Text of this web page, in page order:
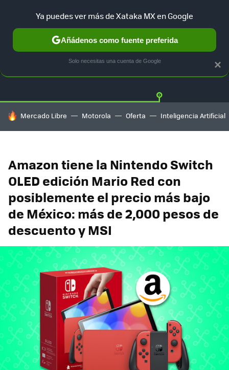
GUÍA DE COMPRAS MERCADO LIBRE
HOY SE HABLA DE
Mercado Libre Motorola Oferta Inteligencia Artificial
Amazon tiene la Nintendo Switch
OLED edición Mario Red con
posiblemente el precio más bajo
de México: más de 2,000 pesos de
descuento y MSI
×
Ya puedes ver más de Xataka MX en Google
Añádenos como fuente preferida
Solo necesitas una cuenta de Google